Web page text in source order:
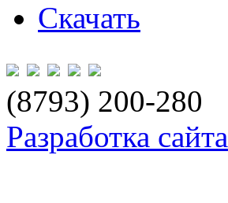
Скачать
(8793) 200-280
Разработка сайта